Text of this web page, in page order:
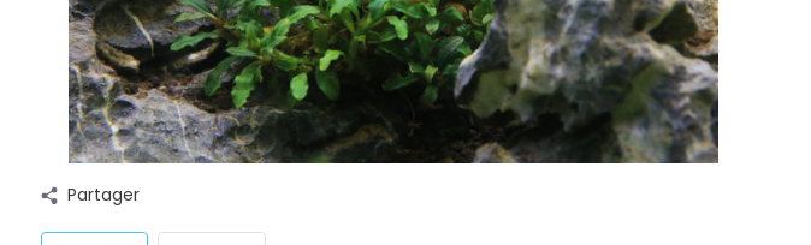
Partager